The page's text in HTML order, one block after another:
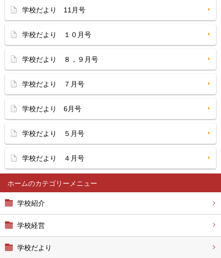
ホーム
学校紹介
学校経営
学校だより
学校だより 11月号
学校だより １０月号
学校だより ８，９月号
学校だより ７月号
学校だより 6月号
学校だより ５月号
学校だより ４月号